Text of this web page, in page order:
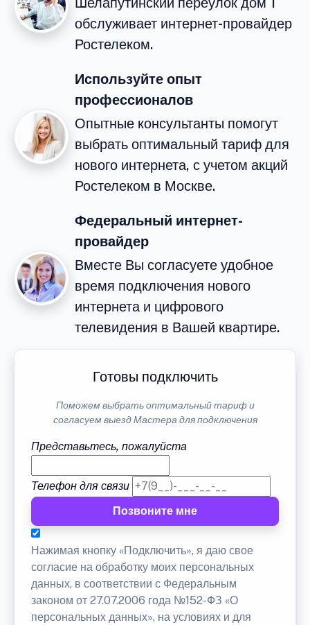
обслуживает интернет-провайдер
Ростелеком.
Используйте опыт
профессионалов
Опытные консультанты помогут
выбрать оптимальный тариф для
нового интернета, с учетом акций
Ростелеком в Москве.
Федеральный интернет-
провайдер
Вместе Вы согласуете удобное
время подключения нового
интернета и цифрового
телевидения в Вашей квартире.
Готовы подключить
Поможем выбрать оптимальный тариф и
согласуем выезд Мастера для подключения
Представьтесь, пожалуйста
Телефон для связи
Позвоните мне
Нажимая кнопку «Подключить», я даю свое
согласие на обработку моих персональных
данных, в соответствии с Федеральным
законом от 27.07.2006 года №152-ФЗ «О
персональных данных», на условиях и для